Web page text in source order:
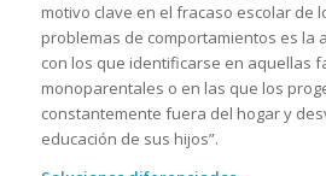
motivo clave en el fracaso escolar de
problemas de comportamientos es la
con los que identificarse en aquellas
monoparentales o en las que los
constantemente fuera del hogar y
educación de sus hijos”.